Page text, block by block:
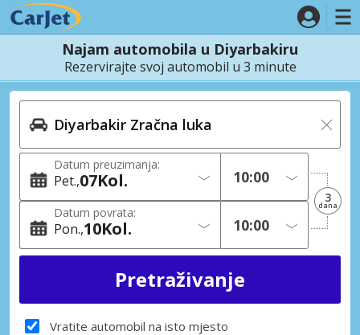
Najam automobila u Diyarbakiru
Rezervirajte svoj automobil u 3 minute
Datum preuzimanja:
Pet. 07Kol.
Datum povrata:
Pon. 10Kol.
3
dana
Vratite automobil na isto mjesto